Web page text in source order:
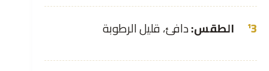
الطقس:دافئ، قليل الرطوبة